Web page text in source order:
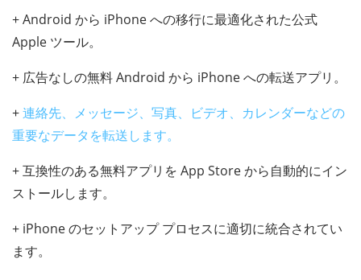
+ Android から iPhone への移行に最適化された公式
Apple ツール。
+ 広告なしの無料 Android から iPhone への転送アプリ。
+連絡先、メッセージ、写真、ビデオ、カレンダーなどの
重要なデータを転送します。
+ 互換性のある無料アプリを App Store から自動的にイン
ストールします。
+ iPhone のセットアップ プロセスに適切に統合されてい
ます。